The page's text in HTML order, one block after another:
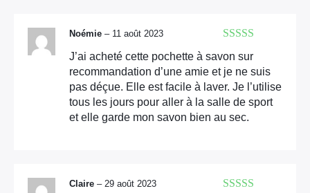
Noémie – 11 août 2023
J’ai acheté cette pochette à savon sur
recommandation d’une amie et je ne suis
pas déçue. Elle est facile à laver. Je l’utilise
tous les jours pour aller à la salle de sport
et elle garde mon savon bien au sec.
Claire – 29 août 2023